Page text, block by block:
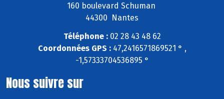
160 boulevard Schuman
44300 Nantes
Téléphone :02 28 43 48 62
Coordonnées GPS :47,2416571869521 ° ,
-1,57333704536895 °
Nous suivre sur